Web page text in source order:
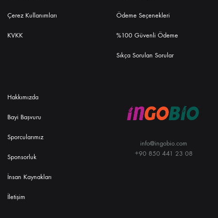
Çerez Kullanımları
KVKK
Ödeme Seçenekleri
%100 Güvenli Ödeme
Sıkça Sorulan Sorular
Hakkımızda
Bayi Başvuru
Sporcularımız
Sponsorluk
İnsan Kaynakları
İletişim
info@ingobio.com
+90 850 441 23 08